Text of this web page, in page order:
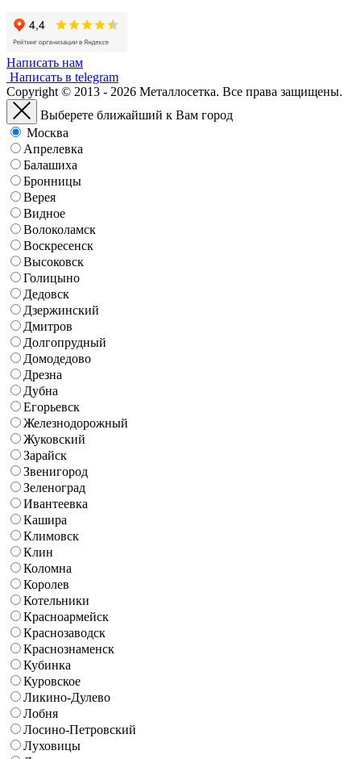
Написать нам
Написать в telegram
Copyright © 2013 - 2026 Металлосетка. Все права защищены.
Выберете ближайший к Вам город
Москва
Апрелевка
Балашиха
Бронницы
Верея
Видное
Волоколамск
Воскресенск
Высоковск
Голицыно
Дедовск
Дзержинский
Дмитров
Долгопрудный
Домодедово
Дрезна
Дубна
Егорьевск
Железнодорожный
Жуковский
Зарайск
Звенигород
Зеленоград
Ивантеевка
Кашира
Климовск
Клин
Коломна
Королев
Котельники
Красноармейск
Краснозаводск
Краснознаменск
Кубинка
Куровское
Ликино-Дулево
Лобня
Лосино-Петровский
Луховицы